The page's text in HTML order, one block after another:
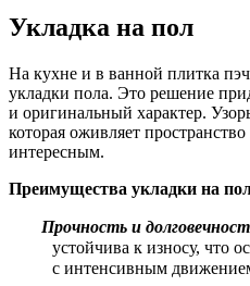
Укладка на пол
На кухне и в ванной плитка
укладки пола. Это решение
и оригинальный характер.
которая оживляет пространство
интересным.
Преимущества укладки на
Прочность и
устойчива к износу, что
с интенсивным